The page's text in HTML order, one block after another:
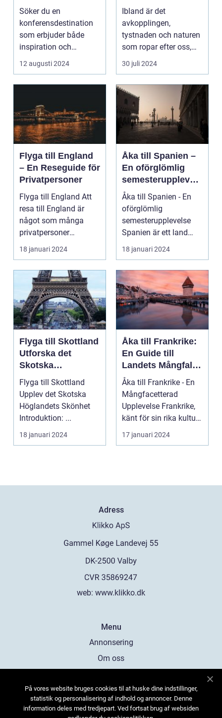
Söker du en
konferensdestination
som erbjuder både
inspiration och
avkoppling? Tylös...
12 augusti 2024
Charm
Ibland är det
avkopplingen,
tystnaden och naturen
som ropar efter oss,
och svaret är ofta ...
30 juli 2024
Flyga till England
– En Reseguide för
Privatpersoner
Flyga till England Att
resa till England är
något som många
privatpersoner
drömmer om. Landet
har e...
18 januari 2024
Åka till Spanien –
En oförglömlig
semesterupplevels
e
Åka till Spanien - En
oförglömlig
semesterupplevelse
Spanien är ett land
som lockar miljontals
männ...
18 januari 2024
Flyga till Skottland
Utforska det
Skotska
Höglandets
Skönhet
Flyga till Skottland
Upplev det Skotska
Höglandets Skönhet
Introduktion: ...
18 januari 2024
Åka till Frankrike:
En Guide till
Landets Mångfald
och Attraktioner
Åka till Frankrike - En
Mångfacetterad
Upplevelse Frankrike,
känt för sin rika kultur,
historiska a...
17 januari 2024
Adress
web: www.klikko.dk
Menu
Annonsering
Om oss
Kontakta oss
Sitemap
På vores website bruges cookies til at huske dine indstillinger,
statistik og personalisering af indhold og annoncer. Denne
information deles med tredjepart. Ved fortsat brug af websiden